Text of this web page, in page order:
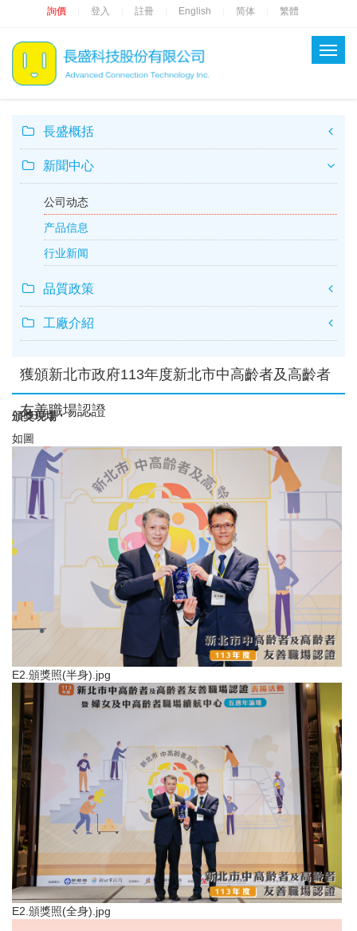
詢價 登入 註冊 English 简体 繁體
長盛概括
新聞中心
公司动态
产品信息
行业新闻
品質政策
工廠介紹
獲頒新北市政府113年度新北市中高齡者及高齡者
友善職場認證
頒獎現場
如圖
E2.頒獎照(半身).jpg
E2.頒獎照(全身).jpg